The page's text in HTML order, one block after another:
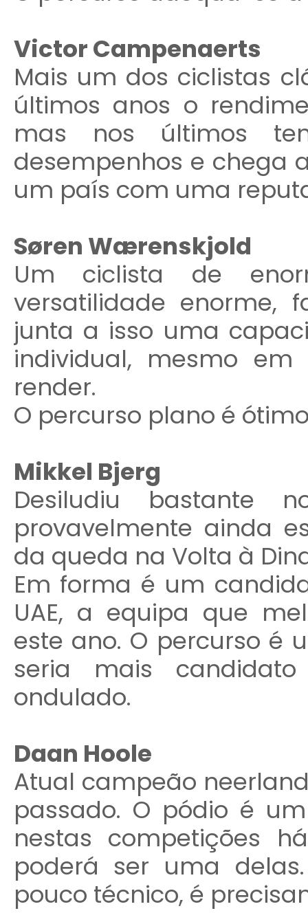
Victor Campenaerts
Mais um dos ciclistas
últimos anos o
mas nos últimos
desempenhos e chega
um país com uma
Søren Wærenskjold
Um ciclista de
versatilidade enorme,
junta a isso uma
individual, mesmo em
render.
O percurso plano é
Mikkel Bjerg
Desiludiu bastante
provavelmente ainda
da queda na Volta à
Em forma é um
UAE, a equipa que
este ano. O percurso é
seria mais
ondulado.
Daan Hoole
Atual campeão
passado. O pódio é
nestas competições
poderá ser uma
pouco técnico, é